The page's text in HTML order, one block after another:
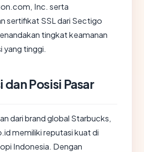
Inc. serta
sertifikat SSL dari Sectigo
tingkat keamanan
yang tinggi.
dan Posisi Pasar
dari brand global Starbucks,
memiliki reputasi kuat di
Indonesia. Dengan